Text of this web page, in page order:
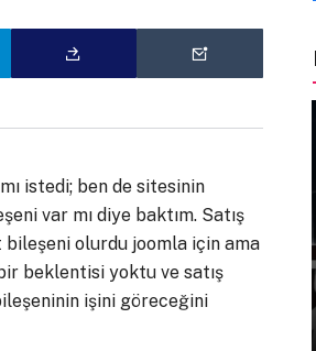
istedi; ben de sitesinin
var mı diye baktım. Satış
olurdu joomla için ama
beklentisi yoktu ve satış
işini göreceğini